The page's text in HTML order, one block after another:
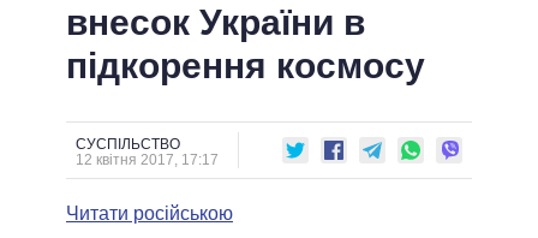
ПОДІЇ
СТАТТІ
ДУМКИ
ОГЛЯДИ
ДАЙДЖЕСТИ
ЕКОНОМІКА
СУСПІЛЬСТВО
ПОЛIТИКИ
УСІ ПОЛІТИКИ
ПРЕЗИДЕНТ І ОФІС
ВЕРХОВНА РАДА
ВІДЕО
внесок України в
підкорення космосу
СУСПІЛЬСТВО
12 квітня 2017, 17:17
Читати російською